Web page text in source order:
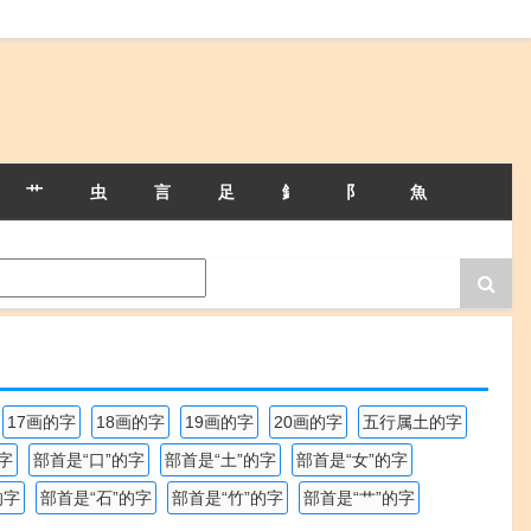
艹 虫 言 足 釒 阝 魚
17画的字 18画的字 19画的字 20画的字
五行属土的字
部首是“口”的字 部首是“土”的字
部首是“女”的字
字
部首是“石”的字 部首是“竹”的字 部首是“艹”的字